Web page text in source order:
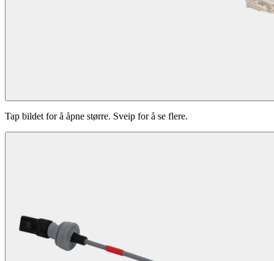
Tap bildet for å åpne større. Sveip for å se flere.